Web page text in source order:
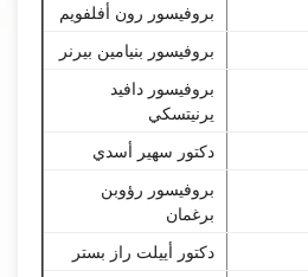
بروفيسور رون أفلفويم
بروفيسور بنيامين بيرنر
بروفيسور دافيد
يرنيتسكي
دكتور سهير أسدي
بروفيسور رؤوبن
برغمان
دكتور أييلت راز بستر